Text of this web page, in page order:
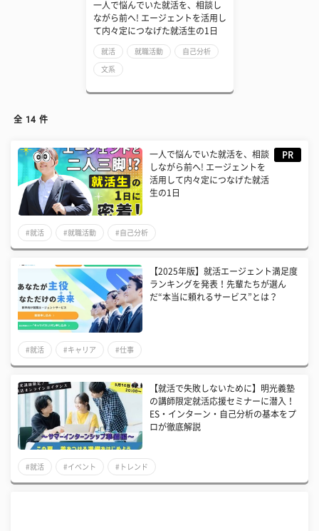
一人で悩んでいた就活を、相談し
ながら前へ! エージェントを活用し
て内々定につなげた就活生の1日
就活 就職活動 自己分析
文系
全 14 件
一人で悩んでいた就活を、相談
しながら前へ! エージェントを
活用して内々定につなげた就活
生の1日
PR
#就活 #就職活動 #自己分析
【2025年版】就活エージェント満足度
ランキングを発表！先輩たちが選ん
だ“本当に頼れるサービス”とは？
#就活 #キャリア #仕事
【就活で失敗しないために】明光義塾
の講師限定就活応援セミナーに潜入！
ES・インターン・自己分析の基本をプ
ロが徹底解説
#就活 #イベント #トレンド